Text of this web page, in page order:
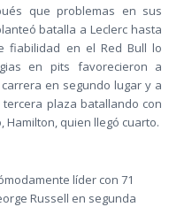
que problemas en sus
batalla a Leclerc hasta
fiabilidad en el Red Bull lo
en pits favorecieron a
en segundo lugar y a
plaza batallando con
Hamilton, quien llegó cuarto.
líder con 71
Russell en segunda